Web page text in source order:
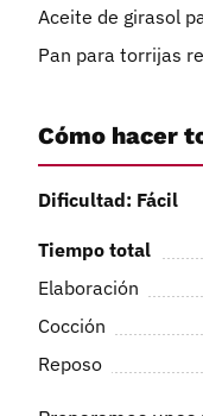
Aceite de girasol
Pan para torrijas
Cómo hacer
Dificultad: Fácil
Tiempo total
Elaboración
Cocción
Reposo